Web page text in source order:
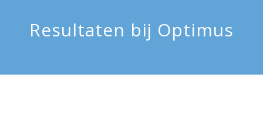
Resultaten bij Optimus